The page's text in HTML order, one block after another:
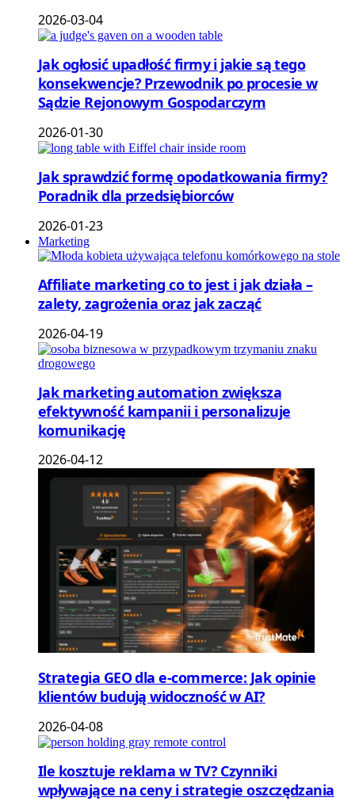
2026-03-04
Jak ogłosić upadłość firmy i jakie są tego
konsekwencje? Przewodnik po procesie w
Sądzie Rejonowym Gospodarczym
2026-01-30
Jak sprawdzić formę opodatkowania firmy?
Poradnik dla przedsiębiorców
2026-01-23
Marketing
Affiliate marketing co to jest i jak działa –
zalety, zagrożenia oraz jak zacząć
2026-04-19
Jak marketing automation zwiększa
efektywność kampanii i personalizuje
komunikację
2026-04-12
Strategia GEO dla e-commerce: Jak opinie
klientów budują widoczność w AI?
2026-04-08
Ile kosztuje reklama w TV? Czynniki
wpływające na ceny i strategie oszczędzania